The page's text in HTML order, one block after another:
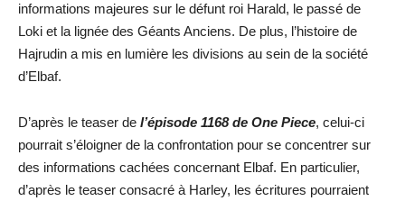
informations majeures sur le défunt roi Harald, le passé de
Loki et la lignée des Géants Anciens. De plus, l’histoire de
Hajrudin a mis en lumière les divisions au sein de la société
d’Elbaf.
D’après le teaser de l’épisode 1168 de One Piece, celui-ci
pourrait s’éloigner de la confrontation pour se concentrer sur
des informations cachées concernant Elbaf. En particulier,
d’après le teaser consacré à Harley, les écritures pourraient